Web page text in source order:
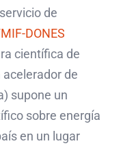
de
DONES
científica de
de
supone un
sobre energía
en un lugar